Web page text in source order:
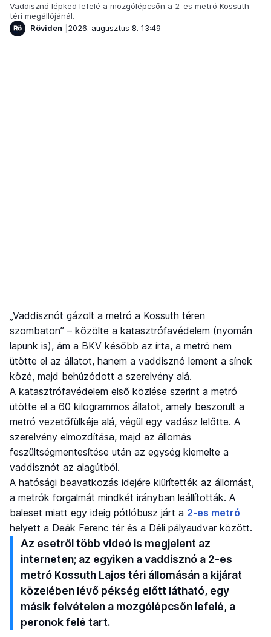
Vaddisznó lépked lefelé a mozgólépcsőn a 2-es metró Kossuth
téri megállójánál.
Röviden
2026. augusztus 8. 13:49
„Vaddisznót gázolt a metró a Kossuth téren
szombaton” – közölte a katasztrófavédelem (nyomán
lapunk is), ám a BKV később az írta, a metró nem
ütötte el az állatot, hanem a vaddisznó lement a sínek
közé, majd behúzódott a szerelvény alá.
A katasztrófavédelem első közlése szerint a metró
ütötte el a 60 kilogrammos állatot, amely beszorult a
metró vezetőfülkéje alá, végül egy vadász lelőtte. A
szerelvény elmozdítása, majd az állomás
feszültségmentesítése után az egység kiemelte a
vaddisznót az alagútból.
A hatósági beavatkozás idejére kiürítették az állomást,
a metrók forgalmát mindkét irányban leállították. A
baleset miatt egy ideig pótlóbusz járt a 2-es metró
helyett a Deák Ferenc tér és a Déli pályaudvar között.
Az esetről több videó is megjelent az
interneten; az egyiken a vaddisznó a 2-es
metró Kossuth Lajos téri állomásán a kijárat
közelében lévő pékség előtt látható, egy
másik felvételen a mozgólépcsőn lefelé, a
peronok felé tart.